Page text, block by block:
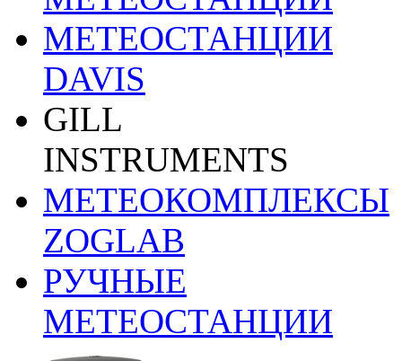
МЕТЕОСТАНЦИИ
DAVIS
GILL
INSTRUMENTS
МЕТЕОКОМПЛЕКСЫ
ZOGLAB
РУЧНЫЕ
МЕТЕОСТАНЦИИ